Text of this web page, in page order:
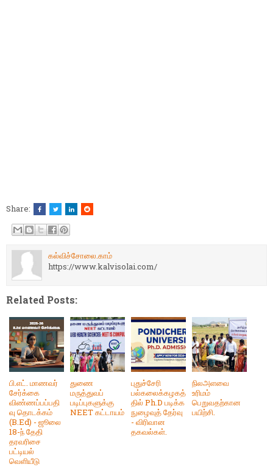
Share:
கல்விச்சோலை.காம்
https://www.kalvisolai.com/
Related Posts:
பி.எட். மாணவர்
சேர்க்கை
விண்ணப்பப்பதி
வு தொடக்கம்
(B.Ed) - ஜூலை
18-ந் தேதி
தரவரிசை
பட்டியல்
வெளியீடு
துணை
மருத்துவப்
படிப்புகளுக்கு
NEET கட்டாயம்
புதுச்சேரி
பல்கலைக்கழகத்
தில் Ph.D படிக்க
நுழைவுத் தேர்வு
- விரிவான
தகவல்கள்.
நிலஅளவை
உரிமம்
பெறுவதற்கான
பயிற்சி.